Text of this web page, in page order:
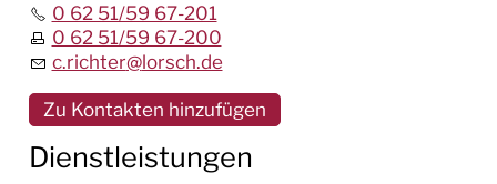
KULTUR
TOURISMUS
0 62 51/59 67-201
0 62 51/59 67-200
c.richter@lorsch.de
Zu Kontakten hinzufügen
Dienstleistungen